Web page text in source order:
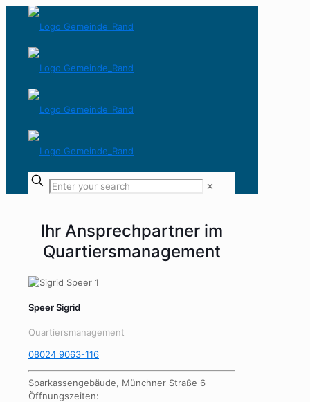
✕
Ihr Ansprechpartner im
Quartiersmanagement
Speer Sigrid
Quartiersmanagement
08024 9063-116
Sparkassengebäude, Münchner Straße 6
Öffnungszeiten: